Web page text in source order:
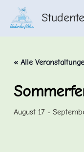
Inhalt
springen
« Alle
August 17-